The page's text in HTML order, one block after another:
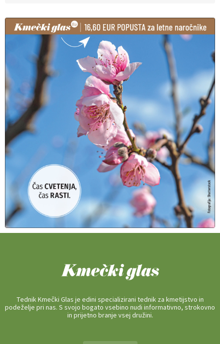
Tednik Kmečki Glas je edini specializirani tednik za kmetijstvo in
podeželje pri nas. S svojo bogato vsebino nudi informativno, strokovno
in prijetno branje vsej družini.